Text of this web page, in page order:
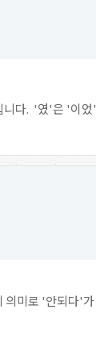
다. '였'은 '이
미로 '안되다'